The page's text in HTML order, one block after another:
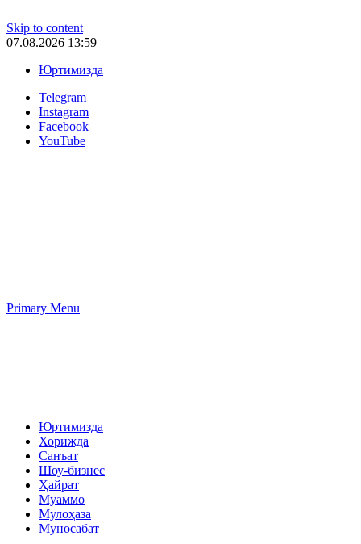
Skip to content
07.08.2026 13:59
Юртимизда
Telegram
Instagram
Facebook
YouTube
Primary Menu
Юртимизда
Хорижда
Санъат
Шоу-бизнес
Ҳайрат
Муаммо
Мулоҳаза
Муносабат